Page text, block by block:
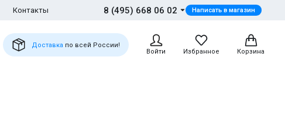
Контакты 8 (495) 668 06 02 Написать в магазин
Доставка по всей России!
Войти
Избранное Корзина